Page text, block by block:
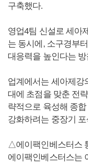
구축했다.
영업4팀 신설로 세아
는 동시에, 소구경부
대응력을 높인다는
업계에서는 세아제강
대에 초점을 맞춘 전
략적으로 육성해 종
강화하려는 중장기
△에이팩인베스터스
에이팩인베스터스는